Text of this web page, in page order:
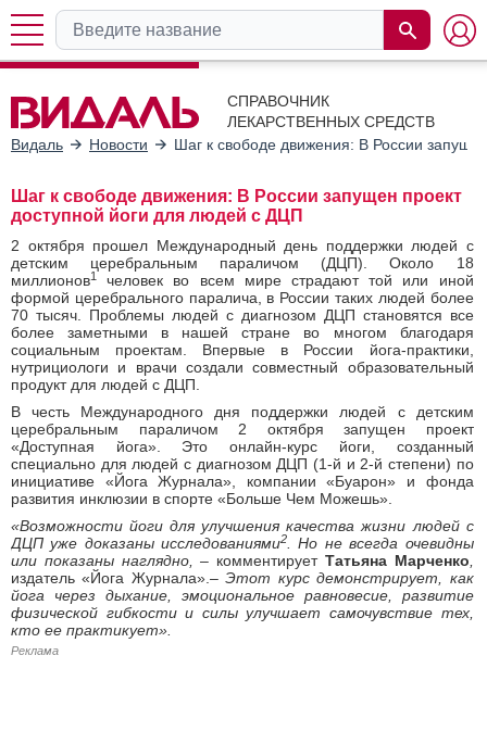
СПРАВОЧНИК
ЛЕКАРСТВЕННЫХ СРЕДСТВ
Видаль
Новости Шаг к свободе движения: В России
Шаг к свободе движения: В России запущен проект
доступной йоги для людей с ДЦП
2 октября прошел Международный день поддержки людей с
детским церебральным параличом (ДЦП). Около 18
миллионов1
человек во всем мире страдают той или иной
формой церебрального паралича, в России таких людей более
70 тысяч. Проблемы людей с диагнозом ДЦП становятся все
более заметными в нашей стране во многом благодаря
социальным проектам. Впервые в России йога-практики,
нутрициологи и врачи создали совместный образовательный
продукт для людей с ДЦП.
В честь Международного дня поддержки людей с детским
церебральным параличом 2 октября запущен проект
«Доступная йога». Это онлайн-курс йоги, созданный
специально для людей с диагнозом ДЦП (1-й и 2-й степени) по
инициативе «Йога Журнала», компании «Буарон» и фонда
развития инклюзии в спорте «Больше Чем Можешь».
«Возможности йоги для улучшения качества жизни людей с
ДЦП уже доказаны исследованиями2
. Но не всегда очевидны
или показаны наглядно, – комментирует Татьяна Марченко
издатель «Йога Журнала». – Этот курс демонстрирует, как
йога через дыхание, эмоциональное равновесие, развитие
физической гибкости и силы улучшает самочувствие тех,
кто ее практикует».
Реклама